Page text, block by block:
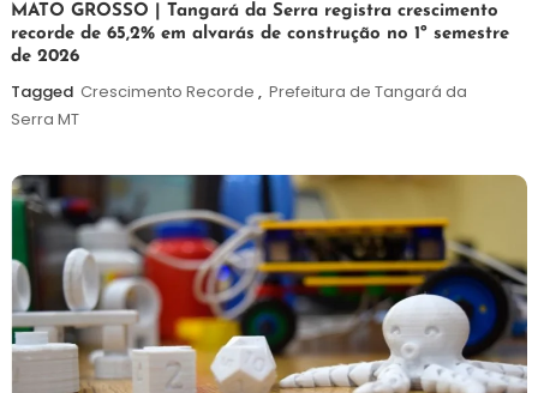
5
de
agosto
de
2026
Maurilio
MATO GROSSO | Tangará da Serra registra crescimento
recorde de 65,2% em alvarás de construção no 1º semestre
de 2026
Tagged Crescimento Recorde , Prefeitura de Tangará da
Serra MT